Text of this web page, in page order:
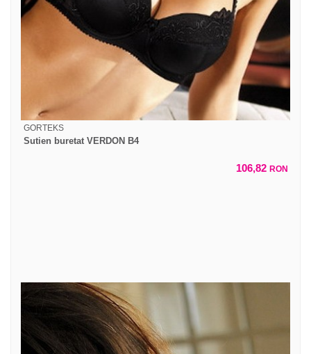
GORTEKS
Sutien buretat VERDON B4
106,82 RON